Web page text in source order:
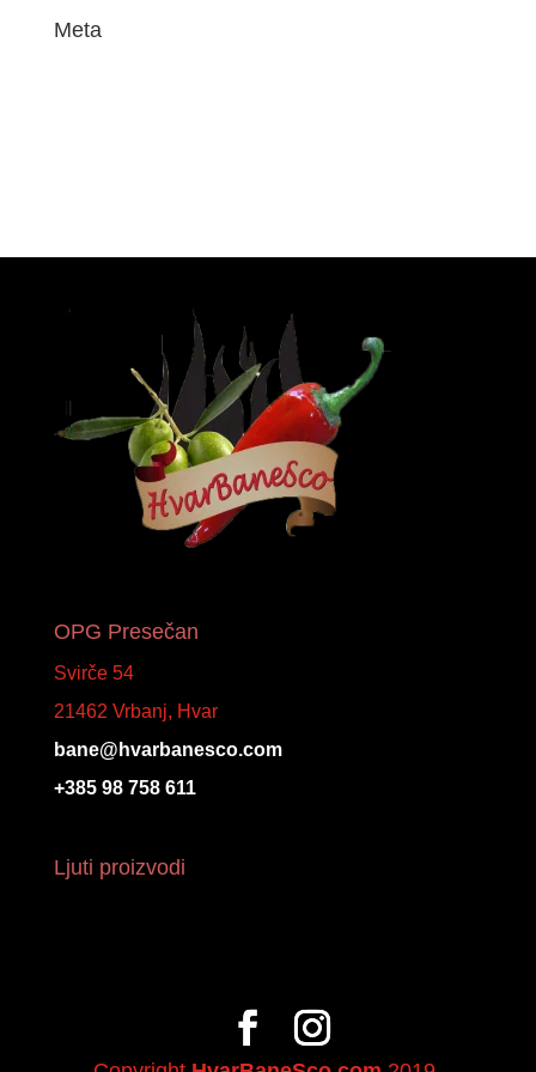
Meta
OPG Presečan
Svirče 54
21462 Vrbanj, Hvar
bane@hvarbanesco.com
+385 98 758 611
Ljuti proizvodi